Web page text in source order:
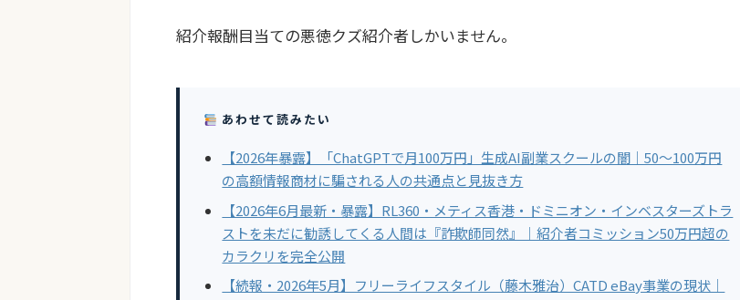
紹介報酬目当ての悪徳クズ紹介者しかいません。
あわせて読みたい
【2026年暴露】「ChatGPTで月100万円」生成AI副業スクールの闇｜50〜100万円
の高額情報商材に騙される人の共通点と見抜き方
【2026年6月最新・暴露】RL360・メティス香港・ドミニオン・インベスターズトラ
ストを未だに勧誘してくる人間は『詐欺師同然』｜紹介者コミッション50万円超の
カラクリを完全公開
【続報・2026年5月】フリーライフスタイル（藤木雅治）CATD eBay事業の現状｜